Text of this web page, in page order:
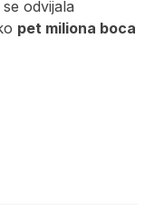
odvijala
pet miliona boca